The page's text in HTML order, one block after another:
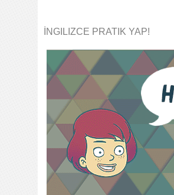
İNGILIZCE PRATIK YAP!